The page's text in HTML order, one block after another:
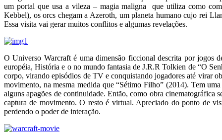
um portal que usa a vileza – magia maligna que utiliza como
Kebbel), os orcs chegam a Azeroth, um planeta humano cujo rei
Essa visita vai gerar muitos conflitos e algumas revelações.
O Universo Warcraft é uma dimensão ficcional descrita por jogos
européia, História e o no mundo fantasia de J.R.R Tolkien de “O
corpo, virando episódios de TV e conquistando jogadores até virar
movimento, na mesma medida que “Sétimo Filho” (2014). Tem
alguns apagões de continuidade. Então, como obra cinematográfica
captura de movimento. O resto é virtual. Apreciado do ponto de
perdendo o poder de interação.